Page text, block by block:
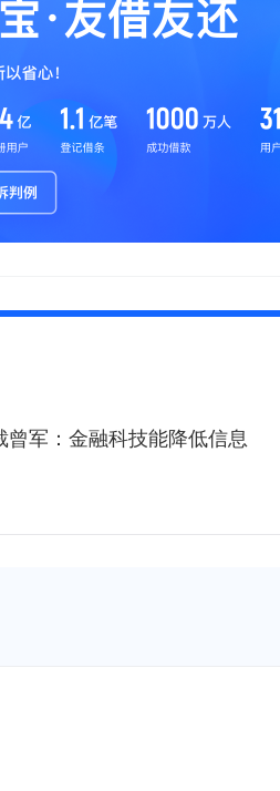
曾军：金融科技能降低信息